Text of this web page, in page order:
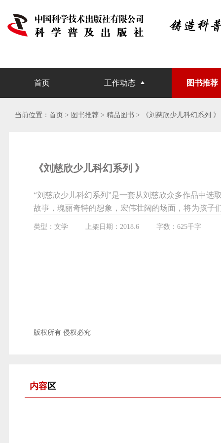
首页 工作动态 图书推荐
当前位置： 首页 > 图书推荐 > 精品图书 > 《刘慈欣少儿科幻系列 》
《刘慈欣少儿科幻系列 》
“刘慈欣少儿科幻系列”是一套从刘慈欣众多作品中选
故事，瑰丽奇特的想象，宏伟壮阔的场面，将为孩子
类型：文学 上架日期：2018.6 字数：625千字
版权所有 侵权必究
内容区